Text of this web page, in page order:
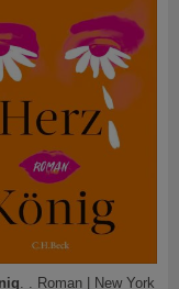
. . Roman | New York